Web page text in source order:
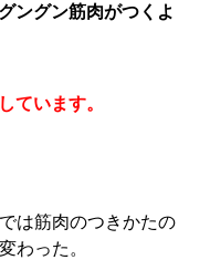
ングン筋肉がつくよ
ています。
は筋肉のつきかたの
わった。